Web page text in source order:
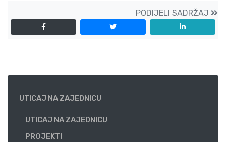
PODIJELI SADRŽAJ
UTICAJ NA ZAJEDNICU
UTICAJ NA ZAJEDNICU
PROJEKTI